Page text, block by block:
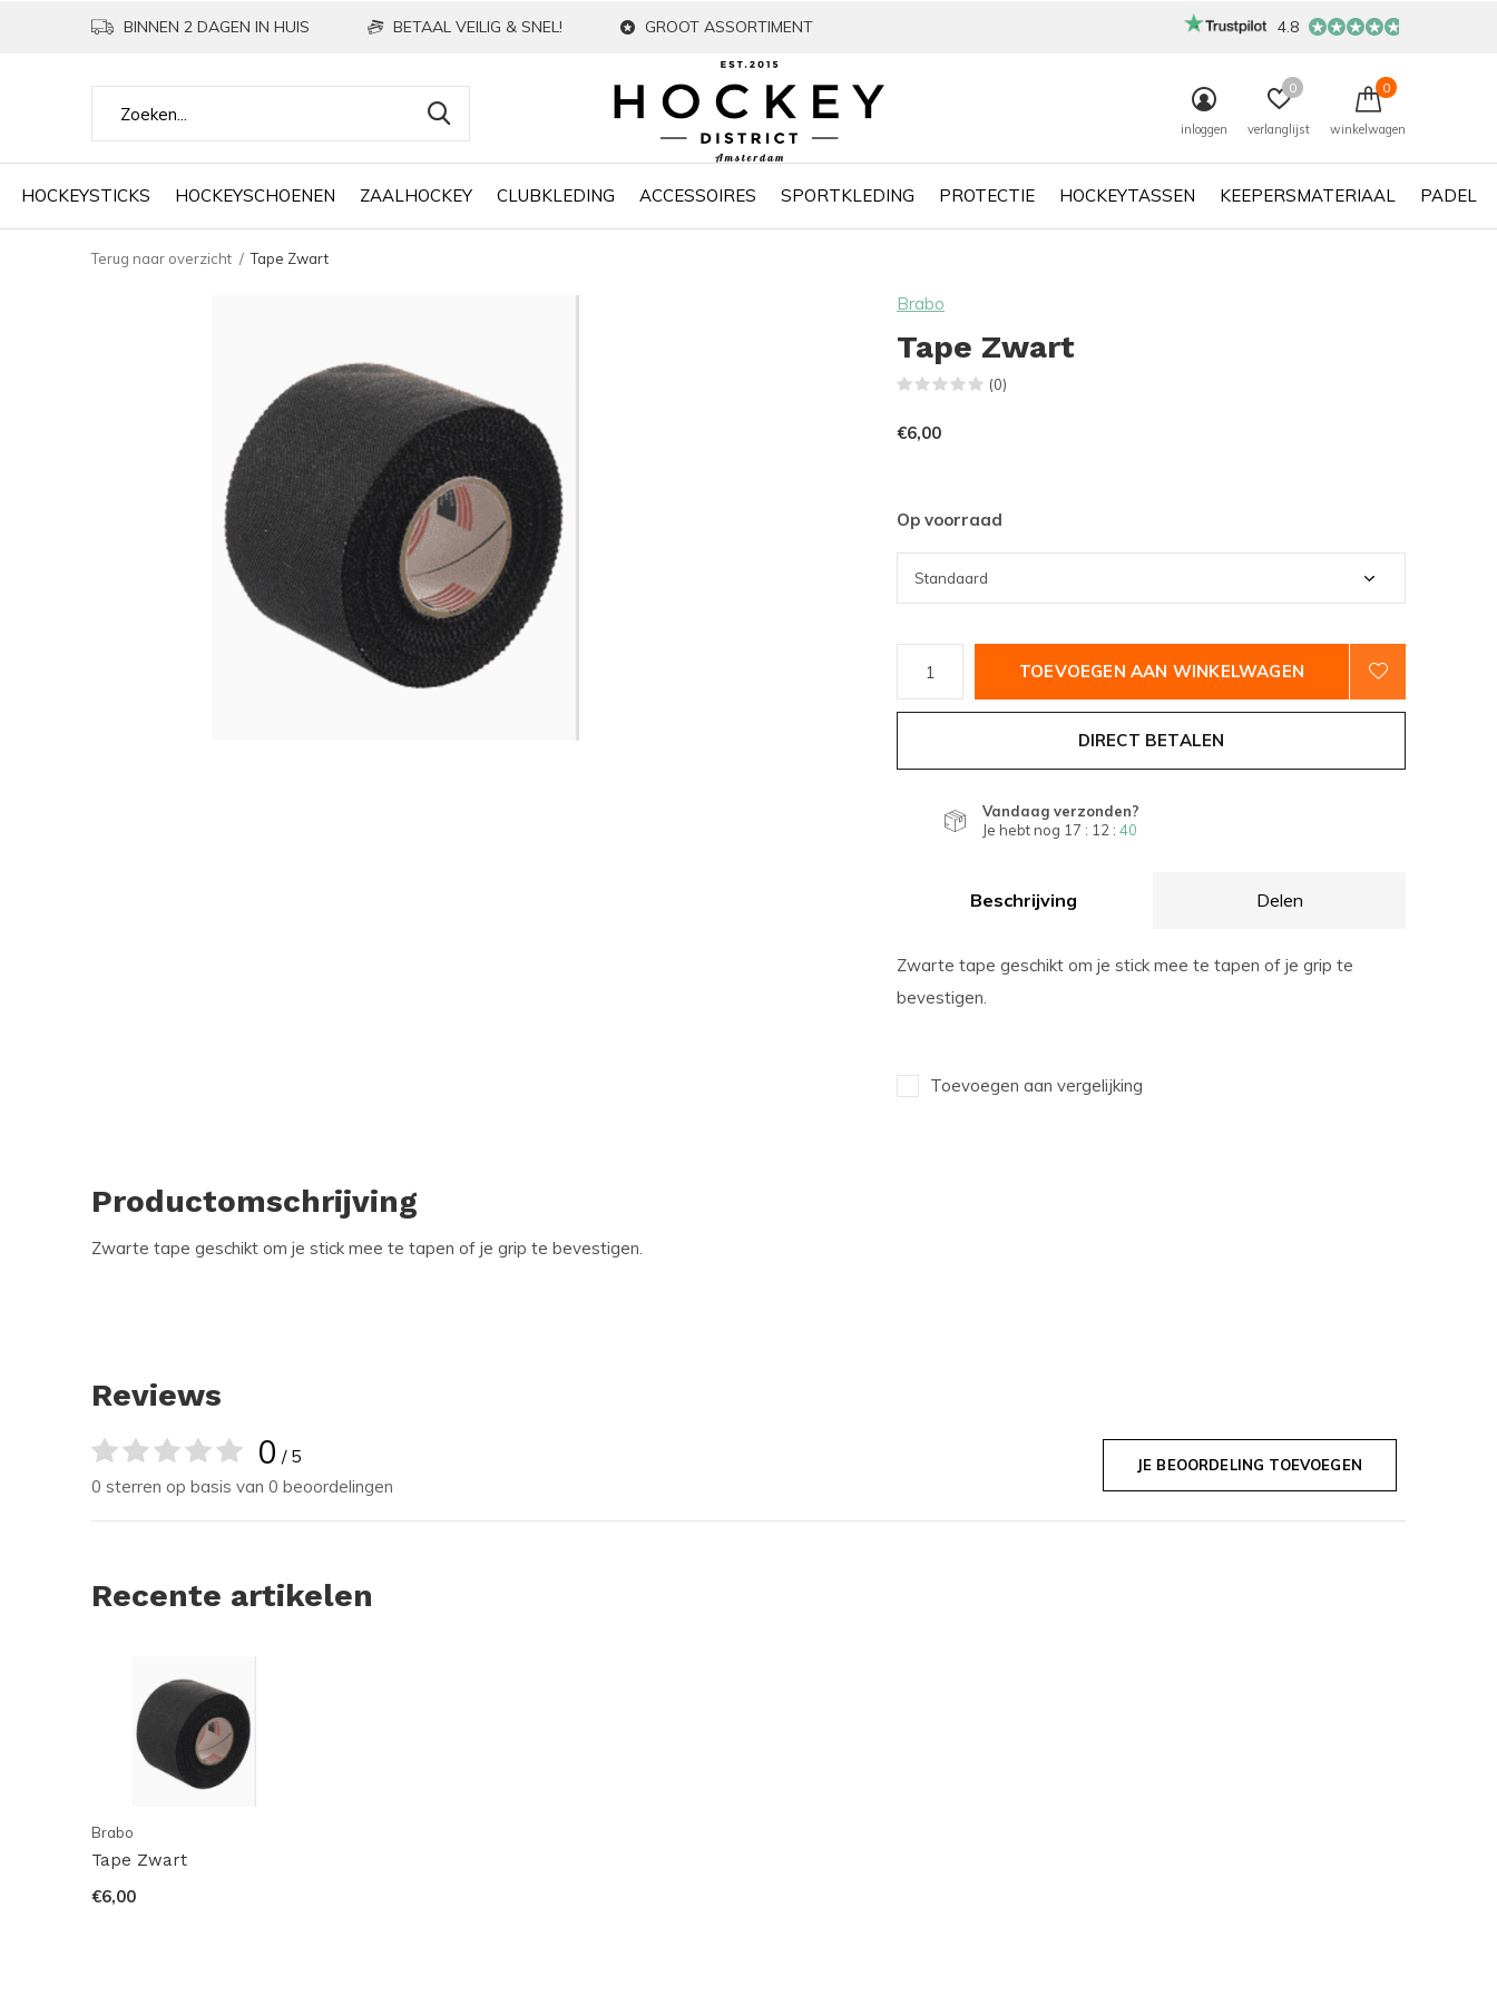
HOCKEYSTICKS HOCKEYSCHOENEN ZAALHOCKEY CLUBKLEDING ACCESSOIRES SPORTKLEDING PROTECTIE HOCKEYTASSEN KEEPERSMATERIAAL PADEL
inloggen verlanglijst
0
winkelwagen
0
BINNEN 2 DAGEN IN HUIS BETAAL VEILIG & SNEL! GROOT ASSORTIMENT 4.8
Terug naar overzicht Tape Zwart
Brabo
Tape Zwart
(0)
€6,00
Op voorraad
TOEVOEGEN AAN WINKELWAGEN
DIRECT BETALEN
Vandaag verzonden?
Je hebt nog 17 : 12 : 39
Beschrijving Delen
Zwarte tape geschikt om je stick mee te tapen of je grip te
bevestigen.
Toevoegen aan vergelijking
Productomschrijving
Zwarte tape geschikt om je stick mee te tapen of je grip te bevestigen.
Reviews
0 / 5
0 sterren op basis van 0 beoordelingen
JE BEOORDELING TOEVOEGEN
Recente artikelen
Brabo
Tape Zwart
€6,00